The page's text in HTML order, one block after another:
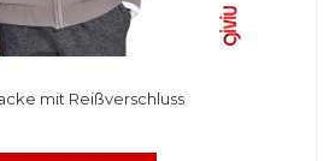
mit Reißverschluss